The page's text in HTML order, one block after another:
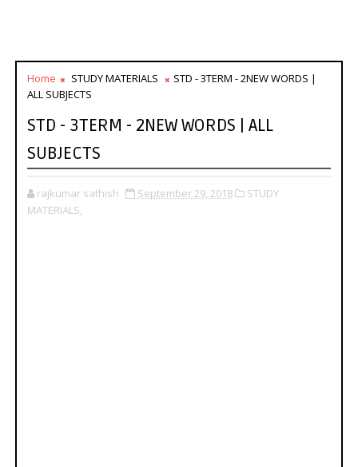
Home STUDY MATERIALS
STD - 3TERM - 2NEW WORDS |
ALL SUBJECTS
STD - 3TERM - 2NEW WORDS | ALL
SUBJECTS
rajkumar sathish September 29, 2018
STUDY
MATERIALS,